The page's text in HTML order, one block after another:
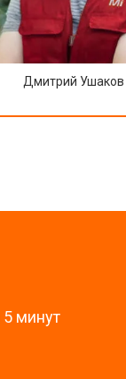
Дмитрий Ушаков
минут